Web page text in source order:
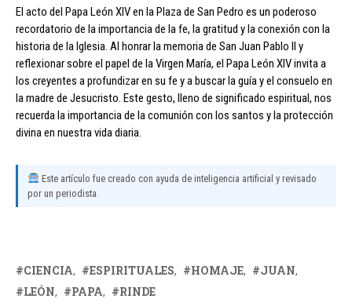
El acto del Papa León XIV en la Plaza de San Pedro es un poderoso
recordatorio de la importancia de la fe, la gratitud y la conexión con la
historia de la Iglesia. Al honrar la memoria de San Juan Pablo II y
reflexionar sobre el papel de la Virgen María, el Papa León XIV invita a
los creyentes a profundizar en su fe y a buscar la guía y el consuelo en
la madre de Jesucristo. Este gesto, lleno de significado espiritual, nos
recuerda la importancia de la comunión con los santos y la protección
divina en nuestra vida diaria.
Este artículo fue creado con ayuda de inteligencia artificial y revisado
por un periodista.
CIENCIA ESPIRITUALES HOMAJE
JUAN
LEÓN
PAPA RINDE